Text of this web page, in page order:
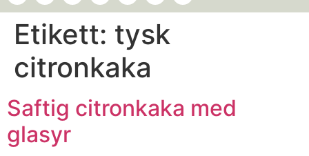
Etikett: tysk
citronkaka
Saftig citronkaka med
glasyr